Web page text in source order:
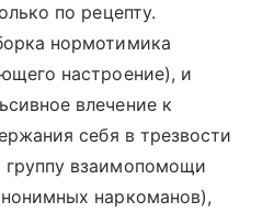
по рецепту.
нормотимика
настроение), и
влечение к
себя в трезвости
взаимопомощи
наркоманов),